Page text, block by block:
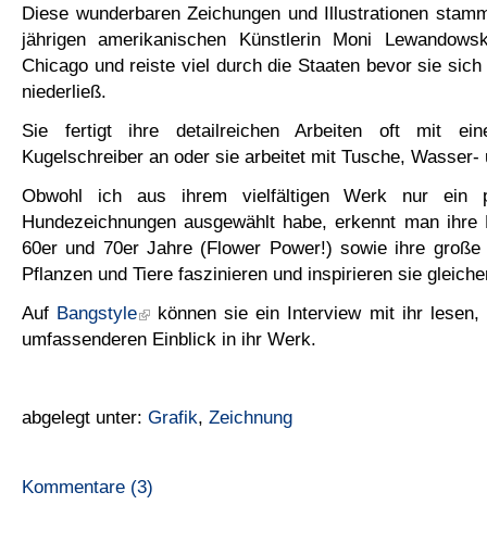
Diese wunderbaren Zeichungen und Illustrationen
jährigen amerikanischen Künstlerin Moni
Chicago und reiste viel durch die Staaten bevor sie
niederließ.
Sie fertigt ihre detailreichen Arbeiten oft mit
Kugelschreiber an oder sie arbeitet mit Tusche, Wasser-
Obwohl ich aus ihrem vielfältigen Werk nur ein
Hundezeichnungen ausgewählt habe, erkennt man
60er und 70er Jahre (Flower Power!) sowie ihre große
Pflanzen und Tiere faszinieren und inspirieren sie
Auf Bangstyle
können sie ein Interview mit ihr
umfassenderen Einblick in ihr Werk.
abgelegt unter: Grafik, Zeichnung
Kommentare (3)